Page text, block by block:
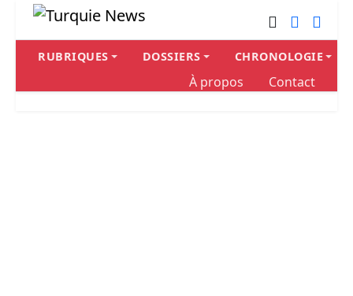
RUBRIQUES DOSSIERS CHRONOLOGIE
À propos Contact